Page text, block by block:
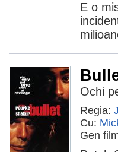
E o
Ochi
Regia:
Cu:
Gen